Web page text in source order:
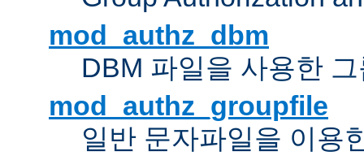
mod_authz_dbm
DBM 파일을 사용한
mod_authz_groupfile
일반 문자파일을 이용